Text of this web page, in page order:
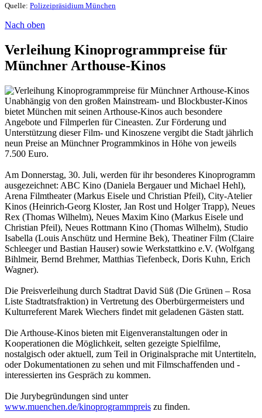
Quelle: Polizeipräsidium München
Nach oben
Verleihung Kinoprogrammpreise für
Münchner Arthouse-Kinos
Unabhängig von den großen Mainstream- und Blockbuster-Kinos
bietet München mit seinen Arthouse-Kinos auch besondere
Angebote und Filmperlen für Cineasten. Zur Förderung und
Unterstützung dieser Film- und Kinoszene vergibt die Stadt jährlich
neun Preise an Münchner Programmkinos in Höhe von jeweils
7.500 Euro.
Am Donnerstag, 30. Juli, werden für ihr besonderes Kinoprogramm
ausgezeichnet: ABC Kino (Daniela Bergauer und Michael Hehl),
Arena Filmtheater (Markus Eisele und Christian Pfeil), City-Atelier
Kinos (Heinrich-Georg Kloster, Jan Rost und Holger Trapp), Neues
Rex (Thomas Wilhelm), Neues Maxim Kino (Markus Eisele und
Christian Pfeil), Neues Rottmann Kino (Thomas Wilhelm), Studio
Isabella (Louis Anschütz und Hermine Bek), Theatiner Film (Claire
Schleeger und Bastian Hauser) sowie Werkstattkino e.V. (Wolfgang
Bihlmeir, Bernd Brehmer, Matthias Tiefenbeck, Doris Kuhn, Erich
Wagner).
Die Preisverleihung durch Stadtrat David Süß (Die Grünen – Rosa
Liste Stadtratsfraktion) in Vertretung des Oberbürgermeisters und
Kulturreferent Marek Wiechers findet mit geladenen Gästen statt.
Die Arthouse-Kinos bieten mit Eigenveranstaltungen oder in
Kooperationen die Möglichkeit, selten gezeigte Spielfilme,
nostalgisch oder aktuell, zum Teil in Originalsprache mit Untertiteln,
oder Dokumentationen zu sehen und mit Filmschaffenden und -
interessierten ins Gespräch zu kommen.
Die Jurybegründungen sind unter
www.muenchen.de/kinoprogrammpreis zu finden.